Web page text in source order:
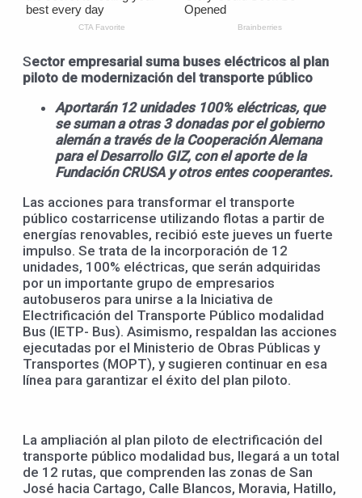
Sector empresarial suma buses eléctricos al plan
piloto de modernización del transporte público
Aportarán 12 unidades 100% eléctricas, que
se suman a otras 3 donadas por el gobierno
alemán a través de la Cooperación Alemana
para el Desarrollo GIZ, con el aporte de la
Fundación CRUSA y otros entes cooperantes.
Las acciones para transformar el transporte
público costarricense utilizando flotas a partir de
energías renovables, recibió este jueves un fuerte
impulso. Se trata de la incorporación de 12
unidades, 100% eléctricas, que serán adquiridas
por un importante grupo de empresarios
autobuseros para unirse a la Iniciativa de
Electrificación del Transporte Público modalidad
Bus (IETP- Bus). Asimismo, respaldan las acciones
ejecutadas por el Ministerio de Obras Públicas y
Transportes (MOPT), y sugieren continuar en esa
línea para garantizar el éxito del plan piloto.
La ampliación al plan piloto de electrificación del
transporte público modalidad bus, llegará a un total
de 12 rutas, que comprenden las zonas de San
José hacia Cartago, Calle Blancos, Moravia, Hatillo,